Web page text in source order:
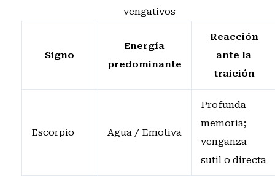
vengativos
Signo
Energía
predominante
Reacción
ante la
traición
Escorpio Agua / Emotiva
Profunda
memoria;
venganza
sutil o directa